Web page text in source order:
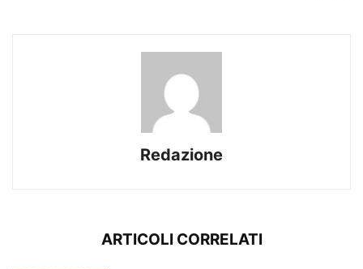
Redazione
ARTICOLI CORRELATI